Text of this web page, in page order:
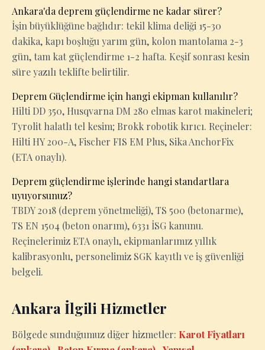
Ankara'da deprem güçlendirme ne kadar sürer?
İşin büyüklüğüne bağlıdır: tekil klima deliği 15-30
dakika, kapı boşluğu yarım gün, kolon mantolama 2-3
gün, tam kat güçlendirme 1-2 hafta. Keşif sonrası kesin
süre yazılı teklifte belirtilir.
Deprem Güçlendirme için hangi ekipman kullanılır?
Hilti DD 350, Husqvarna DM 280 elmas karot makineleri;
Tyrolit halatlı tel kesim; Brokk robotik kırıcı. Reçineler:
Hilti HY 200-A, Fischer FIS EM Plus, Sika AnchorFix
(ETA onaylı).
Deprem güçlendirme işlerinde hangi standartlara
uyuyorsunuz?
TBDY 2018 (deprem yönetmeliği), TS 500 (betonarme),
TS EN 1504 (beton onarım), 6331 İSG kanunu.
Reçinelerimiz ETA onaylı, ekipmanlarımız yıllık
kalibrasyonlu, personelimiz SGK kayıtlı ve iş güvenliği
belgeli.
Ankara İlgili Hizmetler
Bölgede sunduğumuz diğer hizmetler: Karot Fiyatları